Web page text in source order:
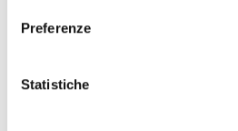
Preferenze
Statistiche
POZZUOLI: CITTADINI CONTRO